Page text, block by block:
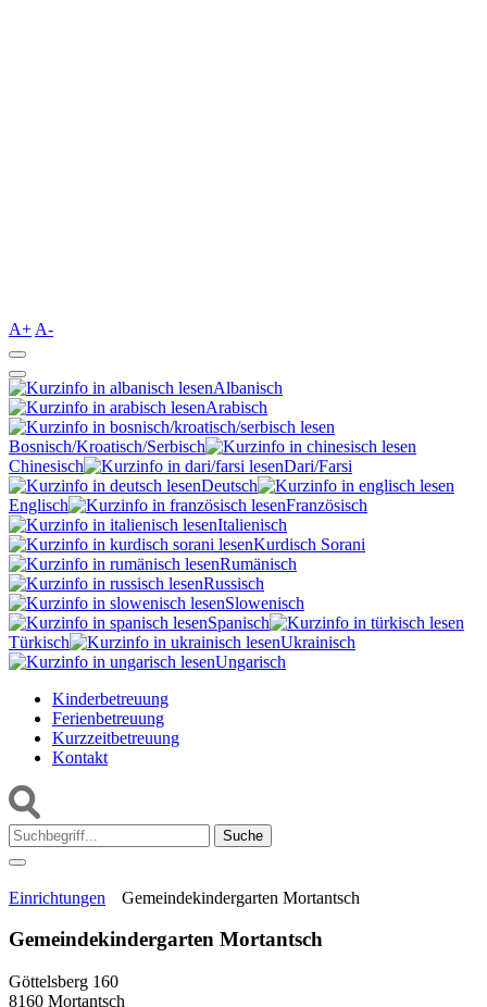
A+ A-
Albanisch
Arabisch
Bosnisch/Kroatisch/Serbisch
Chinesisch
Dari/Farsi
Deutsch
Englisch
Französisch
Italienisch
Kurdisch Sorani‎
Rumänisch
Russisch
Slowenisch
Spanisch
Türkisch
Ukrainisch
Ungarisch
Kinderbetreuung
Ferienbetreuung
Kurzzeitbetreuung
Kontakt
Suche:
Einrichtungen Gemeindekindergarten Mortantsch
Gemeindekindergarten Mortantsch
Göttelsberg 160
8160 Mortantsch